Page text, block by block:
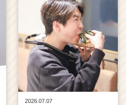
2026.07.07